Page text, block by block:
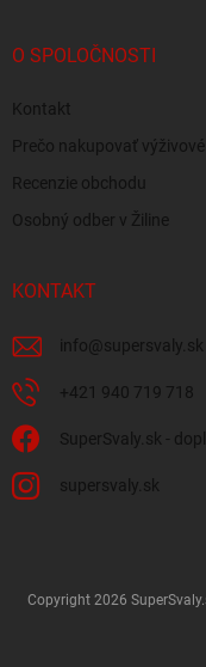
O SPOLOČNOSTI
Kontakt
Prečo nakupovať
Recenzie obchodu
Osobný odber v Žiline
KONTAKT
info@ supersvaly.sk
+421 940 719 718
SuperSvaly.sk -
supersvaly.sk
Copyright 2026